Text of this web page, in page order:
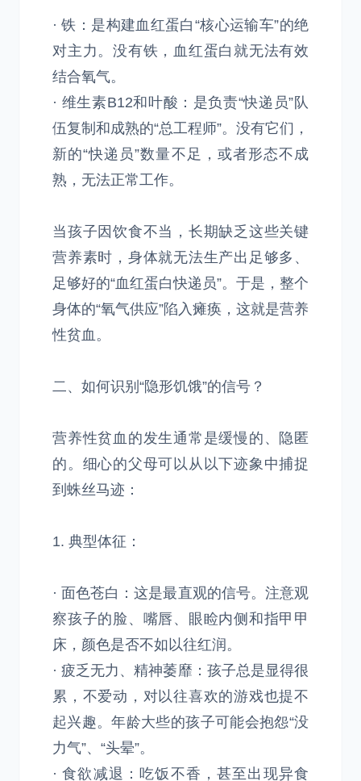
· 铁：是构建血红蛋白“核心运输车”的绝
对主力。没有铁，血红蛋白就无法有效
结合氧气。
· 维生素B12和叶酸：是负责“快递员”队
伍复制和成熟的“总工程师”。没有它们，
新的“快递员”数量不足，或者形态不成
熟，无法正常工作。
当孩子因饮食不当，长期缺乏这些关键
营养素时，身体就无法生产出足够多、
足够好的“血红蛋白快递员”。于是，整个
身体的“氧气供应”陷入瘫痪，这就是营养
性贫血。
二、如何识别“隐形饥饿”的信号？
营养性贫血的发生通常是缓慢的、隐匿
的。细心的父母可以从以下迹象中捕捉
到蛛丝马迹：
1. 典型体征：
· 面色苍白：这是最直观的信号。注意观
察孩子的脸、嘴唇、眼睑内侧和指甲甲
床，颜色是否不如以往红润。
· 疲乏无力、精神萎靡：孩子总是显得很
累，不爱动，对以往喜欢的游戏也提不
起兴趣。年龄大些的孩子可能会抱怨“没
力气”、“头晕”。
· 食欲减退：吃饭不香，甚至出现异食